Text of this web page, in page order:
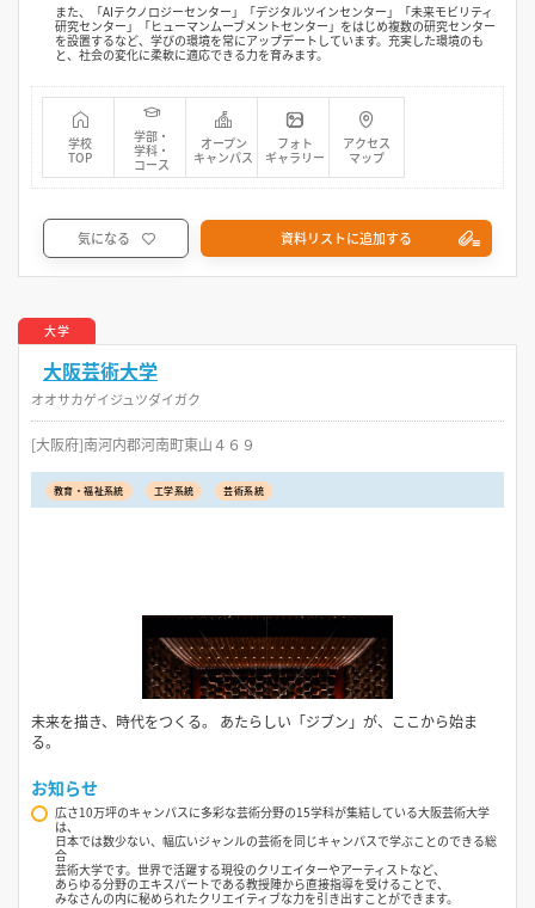
また、「AIテクノロジーセンター」「デジタルツインセンター」「未来モビリティ
研究センター」「ヒューマンムーブメントセンター」をはじめ複数の研究センター
を設置するなど、学びの環境を常にアップデートしています。充実した環境のも
と、社会の変化に柔軟に適応できる力を育みます。
学校
TOP
学部・
学科・
コース
オープン
キャンパス
フォト
ギャラリー
アクセス
マップ
気になる 資料リストに追加する
大学
大阪芸術大学
オオサカゲイジュツダイガク
[大阪府]南河内郡河南町東山４６９
教育・福祉系統 工学系統 芸術系統
未来を描き、時代をつくる。 あたらしい「ジブン」が、ここから始ま
る。
お知らせ
広さ10万坪のキャンパスに多彩な芸術分野の15学科が集結している大阪芸術大学
は、
日本では数少ない、幅広いジャンルの芸術を同じキャンパスで学ぶことのできる総
合
芸術大学です。世界で活躍する現役のクリエイターやアーティストなど、
あらゆる分野のエキスパートである教授陣から直接指導を受けることで、
みなさんの内に秘められたクリエイティブな力を引き出すことができます。